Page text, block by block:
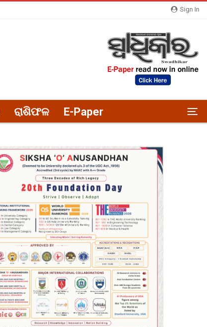
Sign In
ରାଶିଫଳ E-Paper